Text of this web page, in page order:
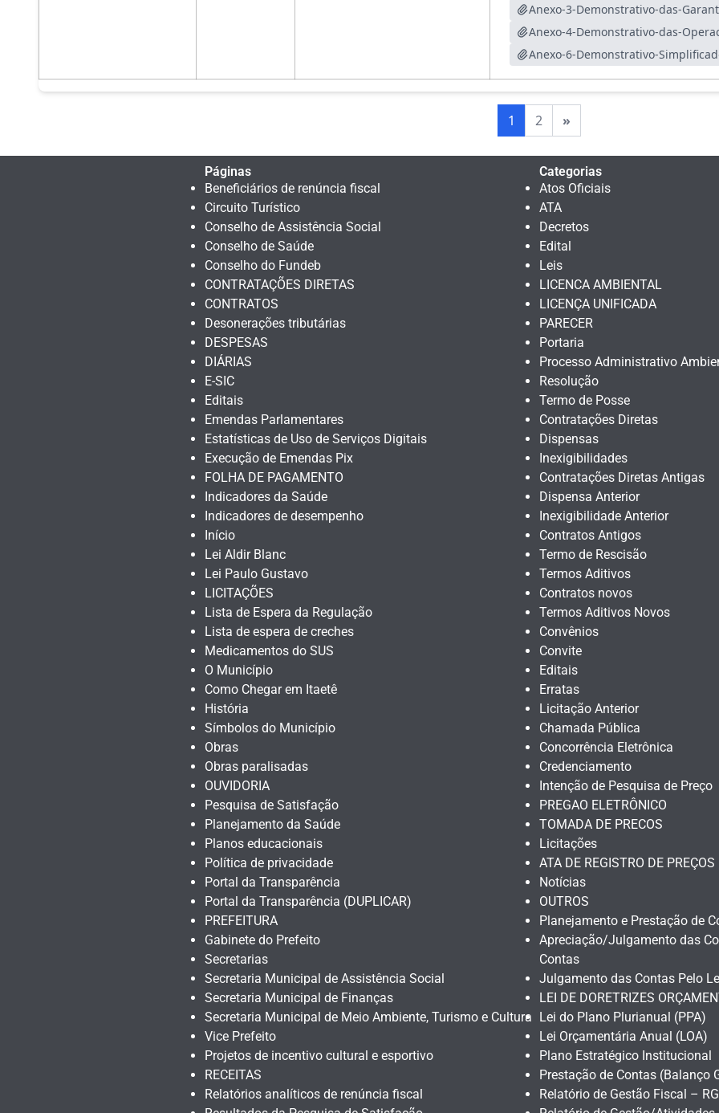
1 2 »
Páginas
Beneficiários de renúncia fiscal
Circuito Turístico
Conselho de Assistência Social
Conselho de Saúde
Conselho do Fundeb
CONTRATAÇÕES DIRETAS
CONTRATOS
Desonerações tributárias
DESPESAS
DIÁRIAS
E-SIC
Editais
Emendas Parlamentares
Estatísticas de Uso de Serviços Digitais
Execução de Emendas Pix
FOLHA DE PAGAMENTO
Indicadores da Saúde
Indicadores de desempenho
Início
Lei Aldir Blanc
Lei Paulo Gustavo
LICITAÇÕES
Lista de Espera da Regulação
Lista de espera de creches
Medicamentos do SUS
O Município
Como Chegar em Itaetê
História
Símbolos do Município
Obras
Obras paralisadas
OUVIDORIA
Pesquisa de Satisfação
Planejamento da Saúde
Planos educacionais
Política de privacidade
Portal da Transparência
Portal da Transparência (DUPLICAR)
PREFEITURA
Gabinete do Prefeito
Secretarias
Secretaria Municipal de Assistência Social
Secretaria Municipal de Finanças
Secretaria Municipal de Meio Ambiente, Turismo e Cultura
Vice Prefeito
Projetos de incentivo cultural e esportivo
RECEITAS
Relatórios analíticos de renúncia fiscal
Categorias
Atos Oficiais
ATA
Decretos
Edital
Leis
LICENCA AMBIENTAL
LICENÇA UNIFICADA
PARECER
Portaria
Processo Administrativo
Resolução
Termo de Posse
Contratações Diretas
Dispensas
Inexigibilidades
Contratações Diretas Antigas
Dispensa Anterior
Inexigibilidade Anterior
Contratos Antigos
Termo de Rescisão
Termos Aditivos
Contratos novos
Termos Aditivos Novos
Convênios
Convite
Editais
Erratas
Licitação Anterior
Chamada Pública
Concorrência Eletrônica
Credenciamento
Intenção de Pesquisa de Preço
PREGAO ELETRÔNICO
TOMADA DE PRECOS
Licitações
ATA DE REGISTRO DE PREÇOS
Notícias
OUTROS
Planejamento e Prestação de
Apreciação/Julgamento das
Contas
Julgamento das Contas Pelo
LEI DE DORETRIZES
Lei do Plano Plurianual (PPA)
Lei Orçamentária Anual (LOA)
Plano Estratégico Institucional
Prestação de Contas (Balanço
Relatório de Gestão Fiscal –